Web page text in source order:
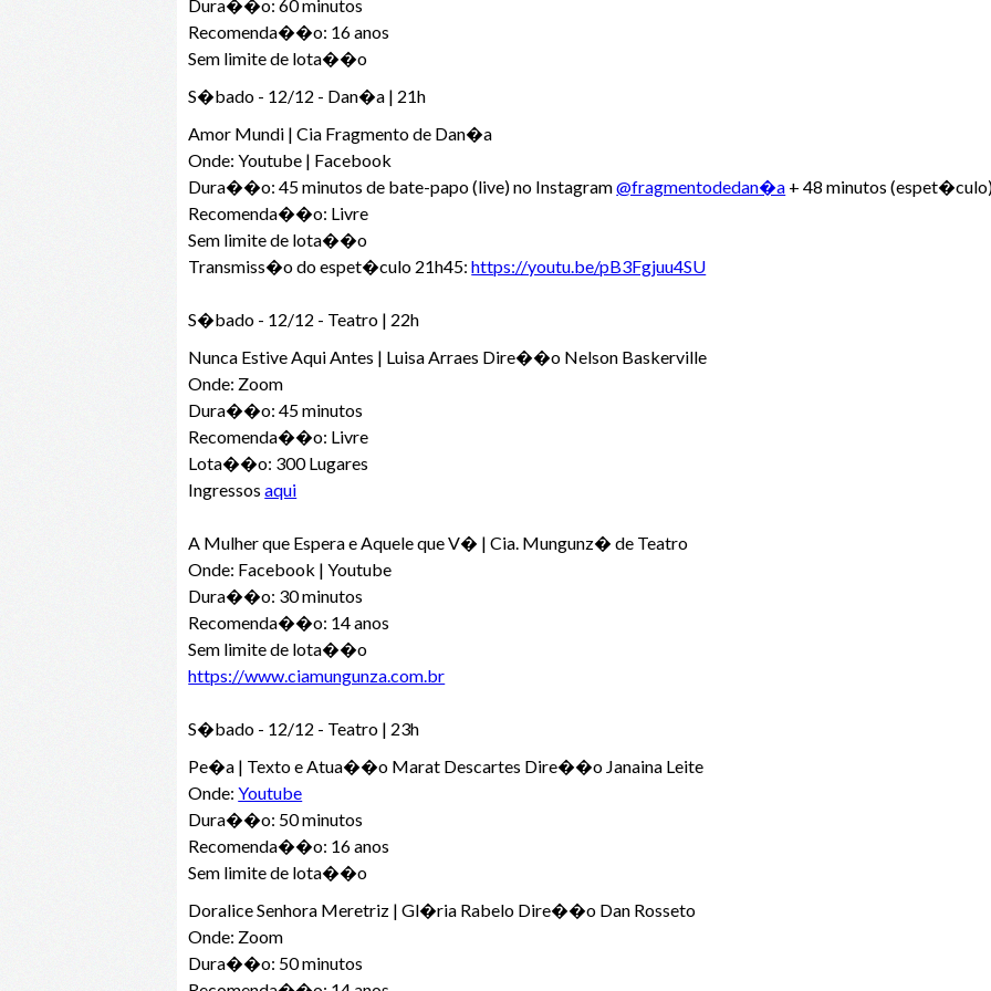
Dura��o: 60 minutos
Recomenda��o: 16 anos
Sem limite de lota��o
S�bado - 12/12 - Dan�a | 21h
Amor Mundi | Cia Fragmento de Dan�a
Onde: Youtube | Facebook
Dura��o: 45 minutos de bate-papo (live) no Instagram@fragmentodedan�a + 48 minutos
Recomenda��o: Livre
Sem limite de lota��o
Transmiss�o do espet�culo 21h45:https://youtu.be/pB3Fgjuu4SU
S�bado - 12/12 - Teatro | 22h
Nunca Estive Aqui Antes | Luisa Arraes Dire��o Nelson Baskerville
Onde: Zoom
Dura��o: 45 minutos
Recomenda��o: Livre
Lota��o: 300 Lugares
Ingressosaqui
A Mulher que Espera e Aquele que V� | Cia. Mungunz� de Teatro
Onde: Facebook | Youtube
Dura��o: 30 minutos
Recomenda��o: 14 anos
Sem limite de lota��o
https://www.ciamungunza.com.br
S�bado - 12/12 - Teatro | 23h
Pe�a | Texto e Atua��o Marat Descartes Dire��o Janaina Leite
Onde:Youtube
Dura��o: 50 minutos
Recomenda��o: 16 anos
Sem limite de lota��o
Doralice Senhora Meretriz | Gl�ria Rabelo Dire��o Dan Rosseto
Onde: Zoom
Dura��o: 50 minutos